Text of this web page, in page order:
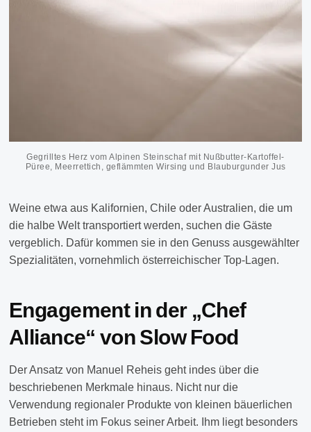
Gegrilltes Herz vom Alpinen Steinschaf mit Nußbutter-Kartoffel-
Püree, Meerrettich, geflämmten Wirsing und Blauburgunder Jus
Weine etwa aus Kalifornien, Chile oder Australien, die um
die halbe Welt transportiert werden, suchen die Gäste
vergeblich. Dafür kommen sie in den Genuss ausgewählter
Spezialitäten, vornehmlich österreichischer Top-Lagen.
Engagement in der „Chef
Alliance“ von Slow Food
Der Ansatz von Manuel Reheis geht indes über die
beschriebenen Merkmale hinaus. Nicht nur die
Verwendung regionaler Produkte von kleinen bäuerlichen
Betrieben steht im Fokus seiner Arbeit. Ihm liegt besonders